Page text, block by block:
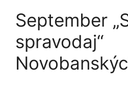
September
spravodaj“